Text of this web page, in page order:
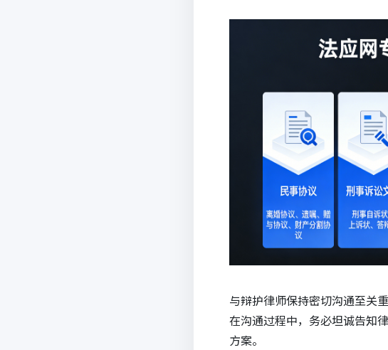
与辩护律师保持密切沟通至关
在沟通过程中，务必坦诚告知
方案。